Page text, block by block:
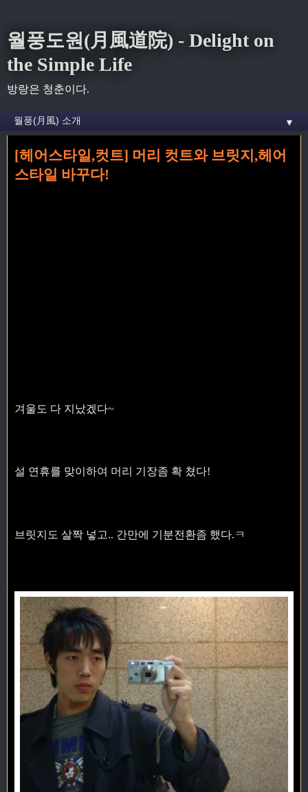
월풍도원(月風道院) - Delight on
the Simple Life
방랑은 청춘이다.
▼
» 2월 2007
[헤어스타일,컷트] 머리 컷트와 브릿지,헤어
스타일 바꾸다!
겨울도 다 지났겠다~
설 연휴를 맞이하여 머리 기장좀 확 쳤다!
브릿지도 살짝 넣고.. 간만에 기분전환좀 했다.ㅋ